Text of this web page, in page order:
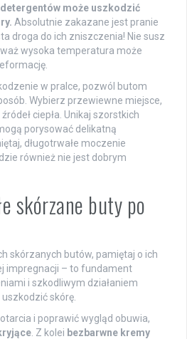
może uszkodzić
Absolutnie zakazane jest pranie
droga do ich zniszczenia! Nie susz
wysoka temperatura może
w pralce, pozwól butom
Wybierz przewiewne miejsce,
ciepła. Unikaj szorstkich
porysować delikatną
długotrwałe moczenie
również nie jest dobrym
skórzane buty po
skórzanych butów, pamiętaj o ich
impregnacji – to fundament
i szkodliwym działaniem
skórę.
i poprawić wygląd obuwia,
. Z kolei bezbarwne kremy